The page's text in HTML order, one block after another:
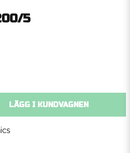
5
LÄGG I KUNDVAGNEN